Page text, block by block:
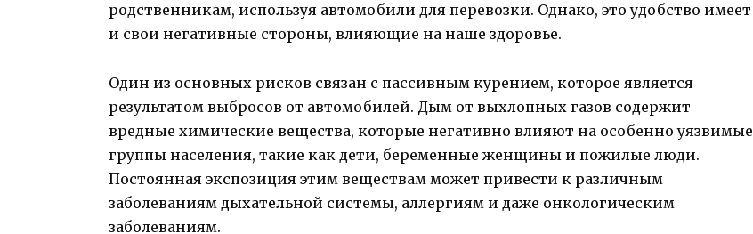
родственникам, используя автомобили для перевозки. Однако, это удобство имеет
и свои негативные стороны, влияющие на наше здоровье.
Один из основных рисков связан с пассивным курением, которое является
результатом выбросов от автомобилей. Дым от выхлопных газов содержит
вредные химические вещества, которые негативно влияют на особенно уязвимые
группы населения, такие как дети, беременные женщины и пожилые люди.
Постоянная экспозиция этим веществам может привести к различным
заболеваниям дыхательной системы, аллергиям и даже онкологическим
заболеваниям.